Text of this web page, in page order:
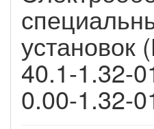
40.1-1.32-
0.00-1.32-